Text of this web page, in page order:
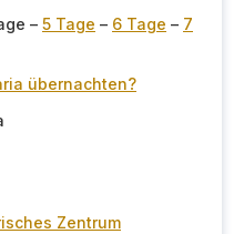
– 5 Tage – 6 Tage – 7
übernachten?
Zentrum